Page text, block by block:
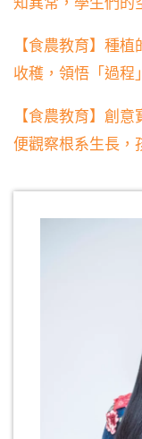
【食農教育】種
收穫，領悟「過程
【食農教育】創
便觀察根系生長，